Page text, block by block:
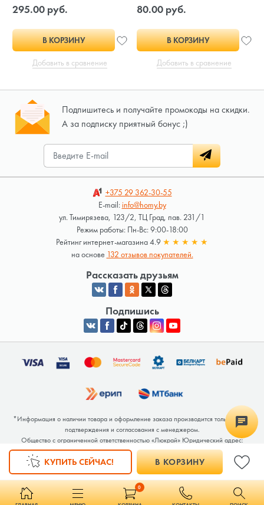
0
В КОРЗИНУ
КУПИТЬ СЕЙЧАС!
295.00 руб.
В КОРЗИНУ
Добавить в сравнение
80.00 руб.
В КОРЗИНУ
Добавить в сравнение
Подпишитесь и получайте промокоды на скидки.
А за подписку приятный бонус ;)
+375 29362-30-55
E-mail:info@homy.by
ул. Тимирязева, 123/2, ТЦ Град, пав. 231/1
Режим работы: Пн-Вс: 9:00-18:00
Рейтинг интернет-магазина 4.9 ★ ★ ★ ★ ★
на основе 132 отзывов покупателей.
Рассказать друзьям
Подпишись
*Информация о наличии товара и оформление заказа производится только после
подтверждения и согласования с менеджером.
Общество с ограниченной ответственностью «Люкрай» Юридический адрес:
220062, г. Минск, ул. Тимирязева, дом 123, корп. 2, оф. 367/2 Почтовый адрес:
220062, г. Минск, ул. Тимирязева, дом 123, корп. 2, оф. 367/2 УНП 691764371
Интернет-магазин зарегистрирован в Торговом реестре РБ под номером 768117 от
04.02.2026.